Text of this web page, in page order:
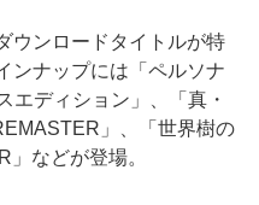
ウンロードタイトルが特
ンナップには「ペルソナ
エディション」、「真・
」、「世界樹の
などが登場。